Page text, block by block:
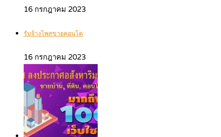
16 กรกฎาคม 2023
รับจ้างโพสขายคอนโด
16 กรกฎาคม 2023